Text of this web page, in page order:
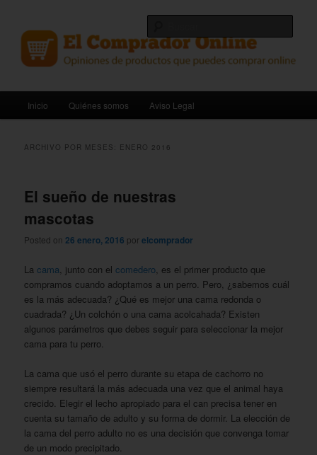
contenido
principal
contenido
secundario
El Comprador Online
principal
Inicio Quiénes somos Aviso Legal
ARCHIVO POR MESES: ENERO 2016
El sueño de nuestras
mascotas
Posted on26 enero, 2016 porelcomprador
Lacama , junto con elcomedero , es el primer producto que
compramos cuando adoptamos a un perro. Pero, ¿sabemos cuál
es la más adecuada? ¿Qué es mejor una cama redonda o
cuadrada? ¿Un colchón o una cama acolcahada? Existen
algunos parámetros que debes seguir para seleccionar la mejor
cama para tu perro.
La cama que usó el perro durante su etapa de cachorro no
siempre resultará la más adecuada una vez que el animal haya
crecido. Elegir el lecho apropiado para el can precisa tener en
cuenta su tamaño de adulto y su forma de dormir. La elección de
la cama del perro adulto no es una decisión que convenga tomar
de un modo precipitado.